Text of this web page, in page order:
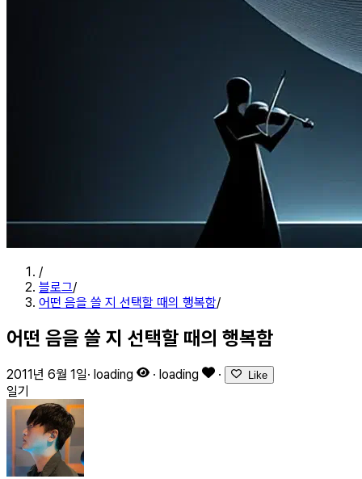
/
블로그/
어떤 음을 쓸 지 선택할 때의 행복함/
어떤 음을 쓸 지 선택할 때의 행복함
2011년 6월 1일· loading · loading · Like
일기